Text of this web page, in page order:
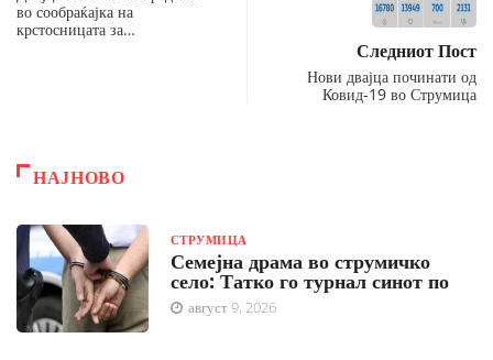
во сообраќајка на
крстосницата за…
Следниот Пост
Нови двајца починати од
Ковид-19 во Струмица
НАЈНОВО
СТРУМИЦА
Семејна драма во струмичко
село: Татко го турнал синот по
август 9, 2026